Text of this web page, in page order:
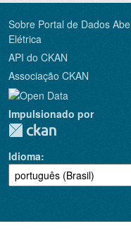
Sobre Portal de Dados
Elétrica
API do CKAN
Associação CKAN
Impulsionado por
Idioma